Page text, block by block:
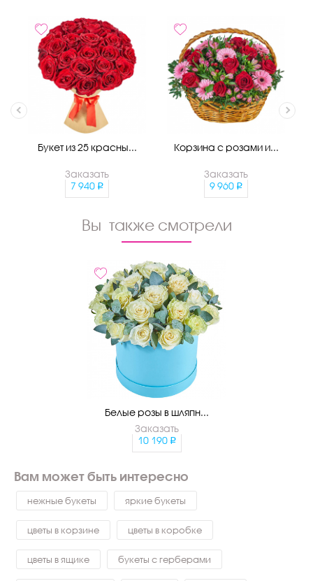
Букет из 25 красны...
Заказать
7 940
Корзина с розами и...
Заказать
9 960
Вы также смотрели
Белые розы в шляпн...
Заказать
10 190
Вам может быть интересно
нежные букеты яркие букеты
цветы в корзине цветы в коробке
цветы в ящике букеты с герберами